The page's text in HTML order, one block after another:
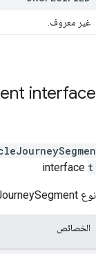
غير معروف.
interface
t
نوع VehicleJourneySegment
الخصائص